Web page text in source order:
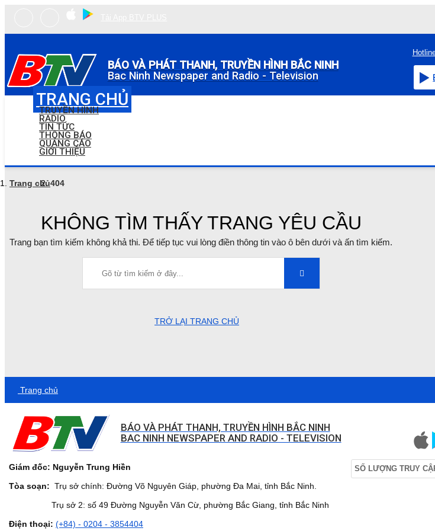
BÁO VÀ PHÁT THANH, TRUYỀN HÌNH BẮC NINH
Bac Ninh Newspaper and Radio - Television
TRANG CHỦ
TRUYỀN HÌNH
RADIO
TIN TỨC
THÔNG BÁO
QUẢNG CÁO
GIỚI THIỆU
Trang chủ404
KHÔNG TÌM THẤY TRANG YÊU CẦU
Trang bạn tìm kiếm không khả thi. Để tiếp tục vui lòng điền thông tin vào ô bên dưới và ấn tìm kiếm.
TRỞ LẠI TRANG CHỦ
Trang chủ
BÁO VÀ PHÁT THANH, TRUYỀN HÌNH BẮC NINH
BAC NINH NEWSPAPER AND RADIO - TELEVISION
Giám đốc: Nguyễn Trung Hiền
Tòa soạn: Trụ sở chính: Đường Võ Nguyên Giáp, phường Đa Mai, tỉnh Bắc Ninh.
Trụ sở 2: số 49 Đường Nguyễn Văn Cừ, phường Bắc Giang, tỉnh Bắc Ninh
Điện thoại: (+84) - 0204 - 3854404
SỐ LƯỢNG TRUY